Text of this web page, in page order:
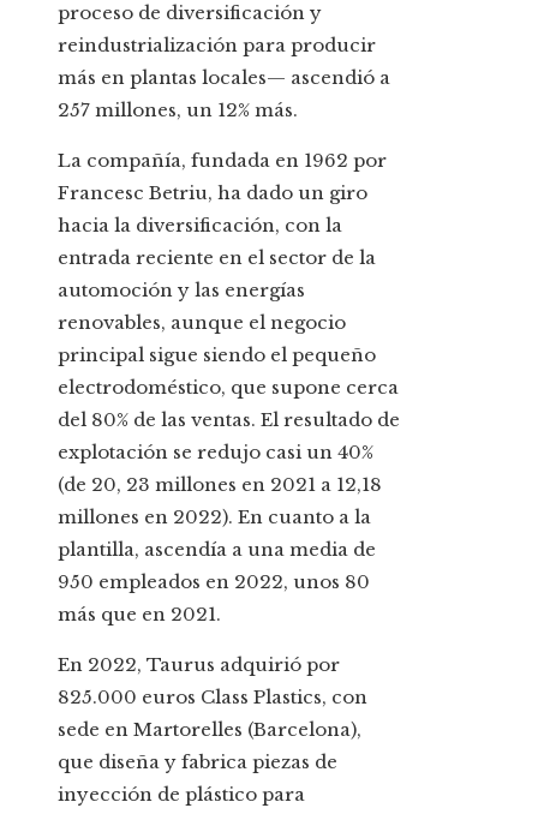
proceso de diversificación y
reindustrialización para producir
más en plantas locales— ascendió a
257 millones, un 12% más.
La compañía, fundada en 1962 por
Francesc Betriu, ha dado un giro
hacia la diversificación, con la
entrada reciente en el sector de la
automoción y las energías
renovables, aunque el negocio
principal sigue siendo el pequeño
electrodoméstico, que supone cerca
del 80% de las ventas. El resultado de
explotación se redujo casi un 40%
(de 20, 23 millones en 2021 a 12,18
millones en 2022). En cuanto a la
plantilla, ascendía a una media de
950 empleados en 2022, unos 80
más que en 2021.
En 2022, Taurus adquirió por
825.000 euros Class Plastics, con
sede en Martorelles (Barcelona),
que diseña y fabrica piezas de
inyección de plástico para